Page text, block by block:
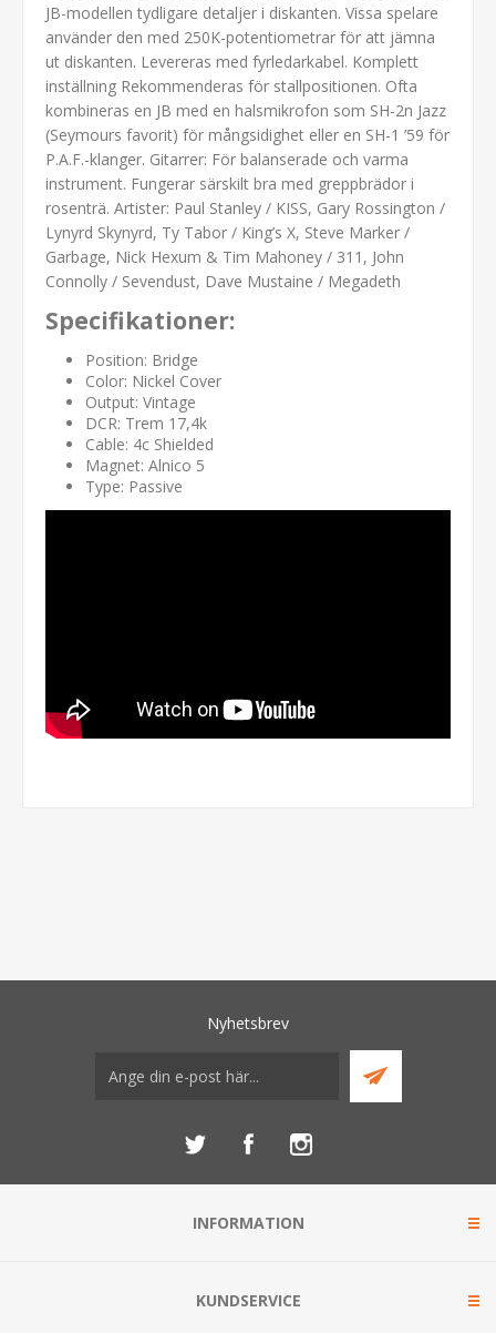
JB-modellen tydligare detaljer i diskanten. Vissa spelare
använder den med 250K-potentiometrar för att jämna
ut diskanten. Levereras med fyrledarkabel. Komplett
inställning Rekommenderas för stallpositionen. Ofta
kombineras en JB med en halsmikrofon som SH-2n Jazz
(Seymours favorit) för mångsidighet eller en SH-1 ’59 för
P.A.F.-klanger. Gitarrer: För balanserade och varma
instrument. Fungerar särskilt bra med greppbrädor i
rosenträ. Artister: Paul Stanley / KISS, Gary Rossington /
Lynyrd Skynyrd, Ty Tabor / King’s X, Steve Marker /
Garbage, Nick Hexum & Tim Mahoney / 311, John
Connolly / Sevendust, Dave Mustaine / Megadeth
Specifikationer:
Position: Bridge
Color: Nickel Cover
Output: Vintage
DCR: Trem 17,4k
Cable: 4c Shielded
Magnet: Alnico 5
Type: Passive
Nyhetsbrev
INFORMATION
KUNDSERVICE